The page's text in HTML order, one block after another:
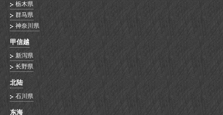
栃木県
群马県
神奈川県
甲信越
新泻県
长野県
北陆
石川県
东海